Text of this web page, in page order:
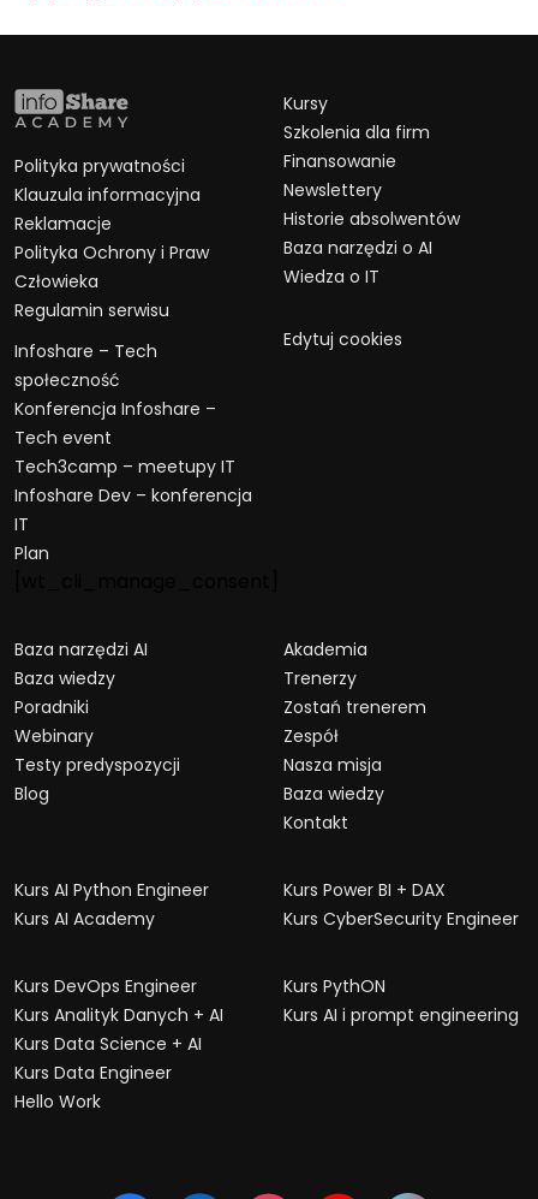
Polityka prywatności
Klauzula informacyjna
Reklamacje
Polityka Ochrony i Praw
Człowieka
Regulamin serwisu
Infoshare – Tech
społeczność
Konferencja Infoshare –
Tech event
Tech3camp – meetupy IT
Infoshare Dev – konferencja
IT
Plan
Kursy
Szkolenia dla firm
Finansowanie
Newslettery
Historie absolwentów
Baza narzędzi o AI
Wiedza o IT
Edytuj cookies
Baza narzędzi AI
Baza wiedzy
Poradniki
Webinary
Testy predyspozycji
Blog
Akademia
Trenerzy
Zostań trenerem
Zespół
Nasza misja
Baza wiedzy
Kontakt
Kurs AI Python Engineer
Kurs AI Academy
Kurs Power BI + DAX
Kurs CyberSecurity Engineer
Kurs DevOps Engineer
Kurs Analityk Danych + AI
Kurs Data Science + AI
Kurs Data Engineer
Hello Work
Kurs PythON
Kurs AI i prompt engineering